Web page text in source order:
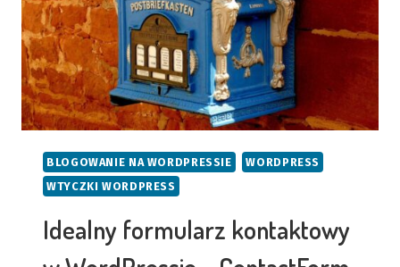
BLOGOWANIE NA WORDPRESSIE
WORDPRESS
WTYCZKI WORDPRESS
Idealny formularz kontaktowy